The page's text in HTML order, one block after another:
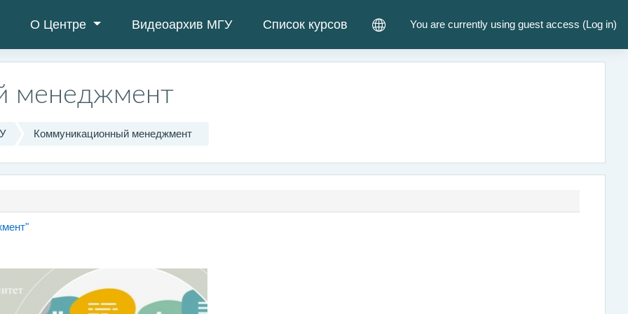
О Центре Видеоархив МГУ Список курсов You are currently using guest access (Log in)
менеджмент
Коммуникационный менеджмент
Page